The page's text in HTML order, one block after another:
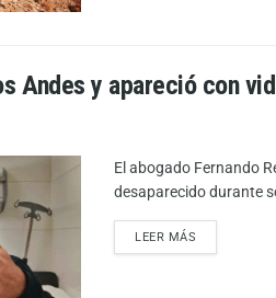
Andes y apareció con
El abogado Fernando
desaparecido durante
LEER MÁS